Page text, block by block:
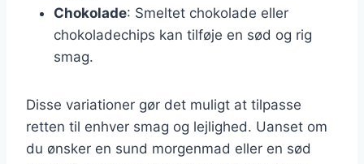
Chokolade: Smeltet chokolade eller
chokoladechips kan tilføje en sød og rig
smag.
Disse variationer gør det muligt at tilpasse
retten til enhver smag og lejlighed. Uanset om
du ønsker en sund morgenmad eller en sød